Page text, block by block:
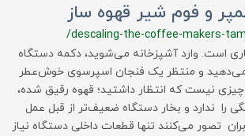
و فوم شیر قهوه ساز
/descaling-the-coffee-makers-
است. وارد آشپزخانه می‌شوید، دکمه دستگاه
می‌دهید و منتظر یک فنجان اسپرسوی خوش‌عطر
نیست که انتظار داشتید؛ قهوه رقیق شده،
ندارد و بخار دستگاه ضعیف‌تر از قبل عمل
تصور می‌کنند تنها قطعات داخلی دستگاه نیاز